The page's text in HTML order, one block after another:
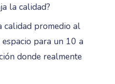
la calidad?
calidad promedio al
para un 10 a
donde realmente